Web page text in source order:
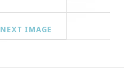
NEXT IMAGE